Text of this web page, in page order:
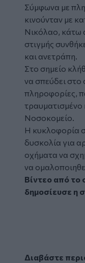
Σύμφωνα με
κινούνταν με
Νικόλαο, κάτω
στιγμής
και ανετράπη.
Στο σημείο
να σπεύδει στο
πληροφορίες,
τραυματισμένο
Νοσοκομείο.
Η κυκλοφορία
δυσκολία για
οχήματα να
να
Βίντεο από το
δημοσίευσε η
Διαβάστε